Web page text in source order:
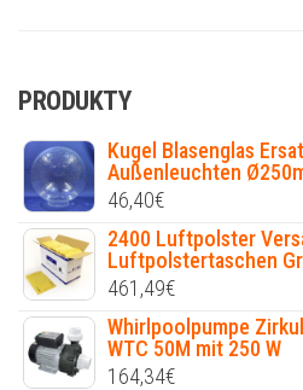
PRODUKTY
Kugel Blasenglas
Außenleuchten
46,40€
2400 Luftpolster
Luftpolstertaschen
461,49€
Whirlpoolpumpe
WTC 50M mit 250 W
164,34€